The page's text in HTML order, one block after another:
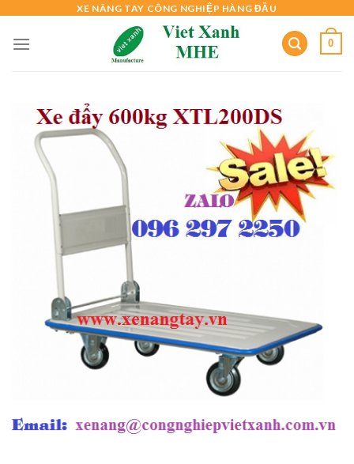
content
XE NÂNG TAY CÔNG NGHIỆP HÀNG ĐẦU
0